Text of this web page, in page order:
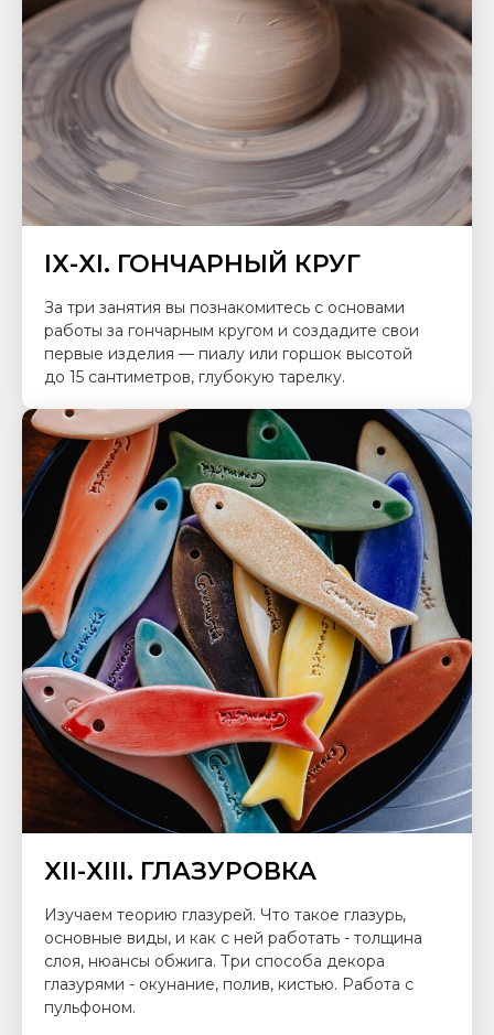
IX-XI. ГОНЧАРНЫЙ КРУГ
За три занятия вы познакомитесь с основами
работы за гончарным кругом и создадите свои
первые изделия — пиалу или горшок высотой
до 15 сантиметров, глубокую тарелку.
XII-XIII. ГЛАЗУРОВКА
Изучаем теорию глазурей. Что такое глазурь,
основные виды, и как с ней работать - толщина
слоя, нюансы обжига. Три способа декора
глазурями - окунание, полив, кистью. Работа с
пульфоном.